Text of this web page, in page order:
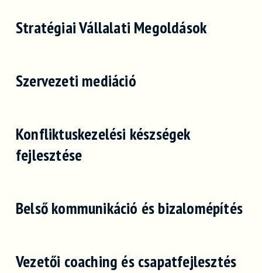
Stratégiai Vállalati Megoldások
Szervezeti mediáció
Konfliktuskezelési készségek
fejlesztése
Belső kommunikáció és bizalomépítés
Vezetői coaching és csapatfejlesztés